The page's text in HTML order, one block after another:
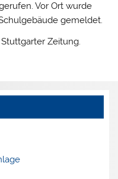
Vor Ort wurde
gemeldet.
Zeitung.